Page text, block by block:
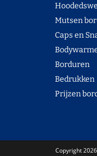
Mutsen
Caps en
Bodywarmer
Bedrukken
Prijzen
Copyright